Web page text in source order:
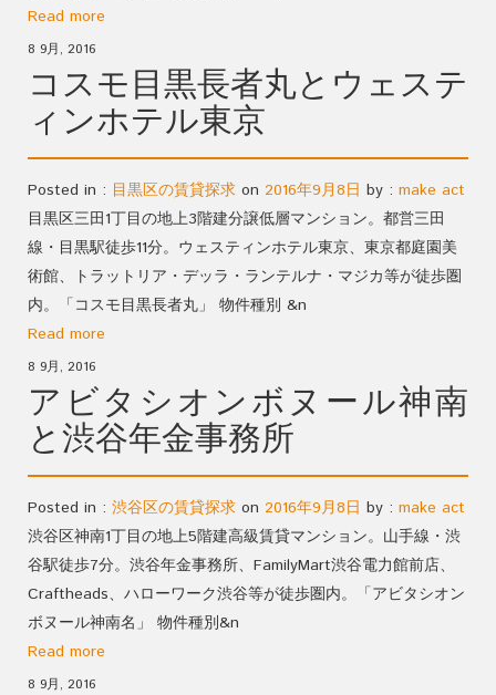
Read more
8 9月, 2016
コスモ目黒長者丸とウェステ
ィンホテル東京
Posted in : 目黒区の賃貸探求 on 2016年9月8日 by : make act
目黒区三田1丁目の地上3階建分譲低層マンション。都営三田
線・目黒駅徒歩11分。ウェスティンホテル東京、東京都庭園美
術館、トラットリア・デッラ・ランテルナ・マジカ等が徒歩圏
内。「コスモ目黒長者丸」 物件種別 &n
Read more
8 9月, 2016
アビタシオンボヌール神南
と渋谷年金事務所
Posted in : 渋谷区の賃貸探求 on 2016年9月8日 by : make act
渋谷区神南1丁目の地上5階建高級賃貸マンション。山手線・渋
谷駅徒歩7分。渋谷年金事務所、FamilyMart渋谷電力館前店、
Craftheads、ハローワーク渋谷等が徒歩圏内。「アビタシオン
ボヌール神南名」 物件種別&n
Read more
8 9月, 2016